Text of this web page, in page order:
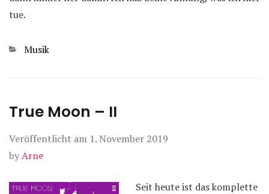
tue.
Kategorien
Musik
True Moon – II
Veröffentlicht am 1. November 2019
byArne
Seit heute ist das komplette